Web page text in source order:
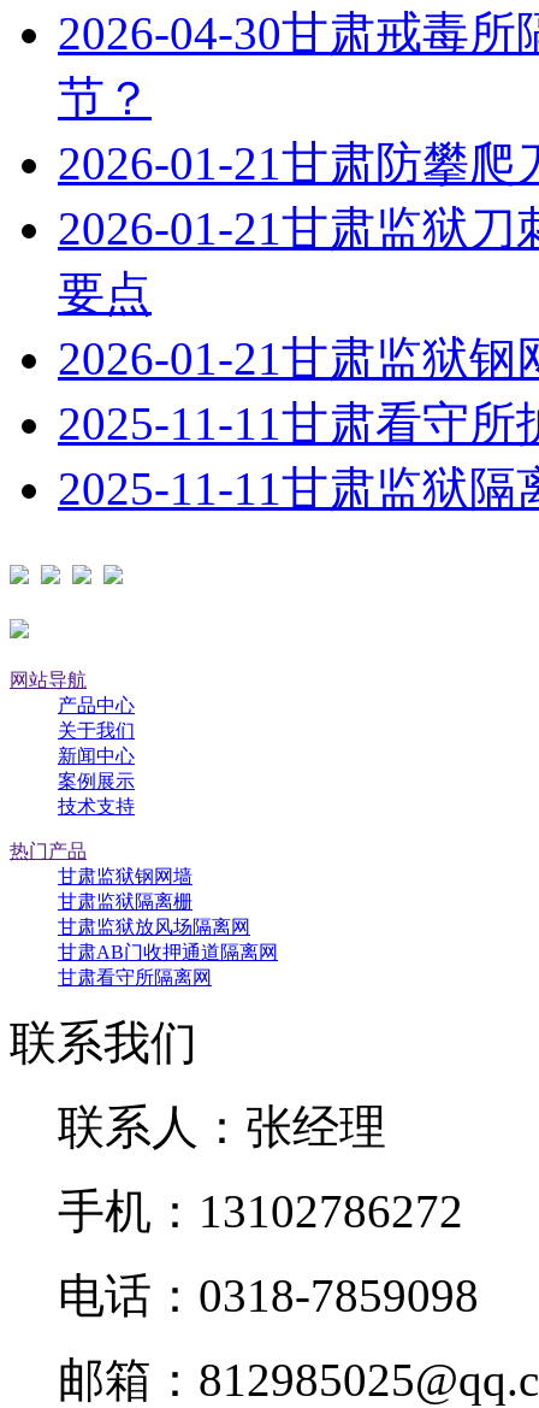
2026-04-30甘肃戒毒所
节？
2026-01-21甘肃防攀爬
2026-01-21甘肃监狱刀
要点
2026-01-21甘肃监狱钢
2025-11-11甘肃看守所
2025-11-11甘肃监狱隔
网站导航
产品中心
关于我们
新闻中心
案例展示
技术支持
热门产品
甘肃监狱钢网墙
甘肃监狱隔离栅
甘肃监狱放风场隔离网
甘肃AB门收押通道隔离网
甘肃看守所隔离网
联系我们
联系人：张经理
手机：13102786272
电话：0318-7859098
邮箱：